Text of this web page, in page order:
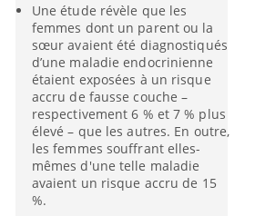
Une étude révèle que les
femmes dont un parent ou la
sœur avaient été diagnostiqués
d’une maladie endocrinienne
étaient exposées à un risque
accru de fausse couche –
respectivement 6 % et 7 % plus
élevé – que les autres. En outre,
les femmes souffrant elles-
mêmes d'une telle maladie
avaient un risque accru de 15
%.